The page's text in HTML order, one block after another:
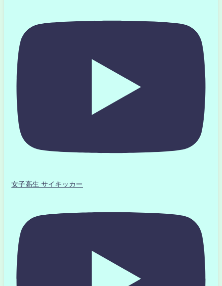
女子高生 サイキッカー